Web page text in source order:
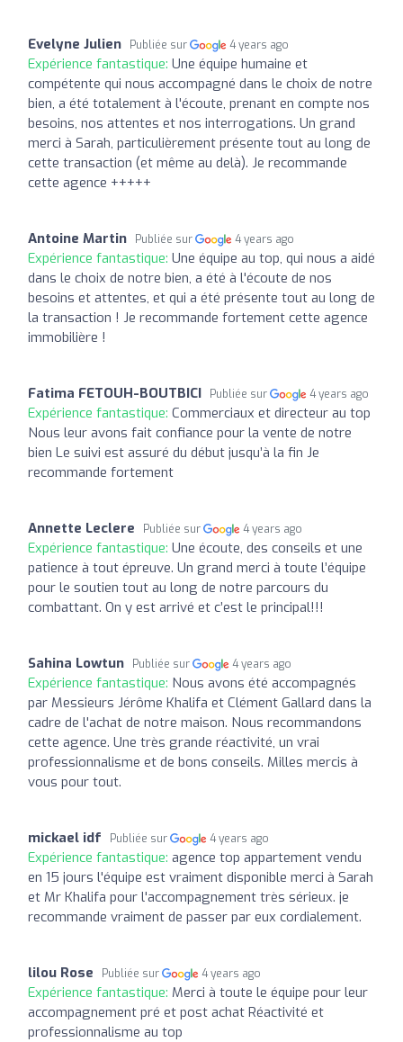
Evelyne Julien Publiée sur 4 years ago
Expérience fantastique: Une équipe humaine et
compétente qui nous accompagné dans le choix de notre
bien, a été totalement à l'écoute, prenant en compte nos
besoins, nos attentes et nos interrogations. Un grand
merci à Sarah, particulièrement présente tout au long de
cette transaction (et même au delà). Je recommande
cette agence +++++
Antoine Martin Publiée sur 4 years ago
Expérience fantastique: Une équipe au top, qui nous a aidé
dans le choix de notre bien, a été à l'écoute de nos
besoins et attentes, et qui a été présente tout au long de
la transaction ! Je recommande fortement cette agence
immobilière !
Fatima FETOUH-BOUTBICI Publiée sur 4 years ago
Expérience fantastique: Commerciaux et directeur au top
Nous leur avons fait confiance pour la vente de notre
bien Le suivi est assuré du début jusqu’à la fin Je
recommande fortement
Annette Leclere Publiée sur 4 years ago
Expérience fantastique: Une écoute, des conseils et une
patience à tout épreuve. Un grand merci à toute l’équipe
pour le soutien tout au long de notre parcours du
combattant. On y est arrivé et c’est le principal!!!
Sahina Lowtun Publiée sur 4 years ago
Expérience fantastique: Nous avons été accompagnés
par Messieurs Jérôme Khalifa et Clément Gallard dans la
cadre de l'achat de notre maison. Nous recommandons
cette agence. Une très grande réactivité, un vrai
professionnalisme et de bons conseils. Milles mercis à
vous pour tout.
mickael idf Publiée sur 4 years ago
Expérience fantastique: agence top appartement vendu
en 15 jours l'équipe est vraiment disponible merci à Sarah
et Mr Khalifa pour l'accompagnement très sérieux. je
recommande vraiment de passer par eux cordialement.
lilou Rose Publiée sur 4 years ago
Expérience fantastique: Merci à toute le équipe pour leur
accompagnement pré et post achat Réactivité et
professionnalisme au top